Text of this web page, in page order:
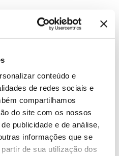
conteúdo e
de redes sociais e
compartilhamos
do site com os nossos
publicidade e de análise,
informações que se
de sua utilização dos